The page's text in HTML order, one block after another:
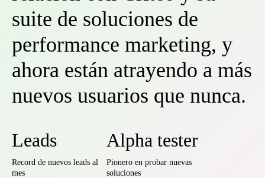
suite de soluciones de
performance marketing, y
ahora están atrayendo a más
nuevos usuarios que nunca.
Leads
Record de nuevos leads al
mes
Alpha tester
Pionero en probar nuevas
soluciones